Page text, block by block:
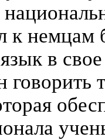
к немцам
в
говорить